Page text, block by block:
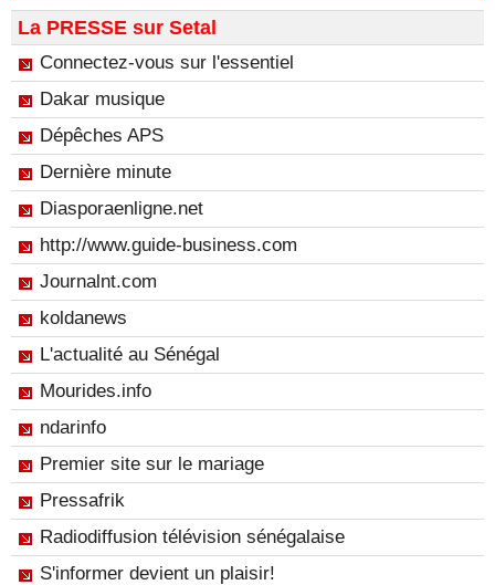
La PRESSE sur Setal
Connectez-vous sur l'essentiel
Dakar musique
Dépêches APS
Dernière minute
Diasporaenligne.net
http://www.guide-business.com
Journalnt.com
koldanews
L'actualité au Sénégal
Mourides.info
ndarinfo
Premier site sur le mariage
Pressafrik
Radiodiffusion télévision sénégalaise
S'informer devient un plaisir!